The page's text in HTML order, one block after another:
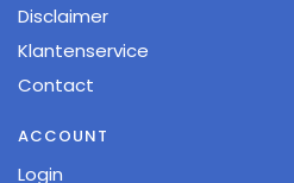
Disclaimer
Klantenservice
Contact
ACCOUNT
Login